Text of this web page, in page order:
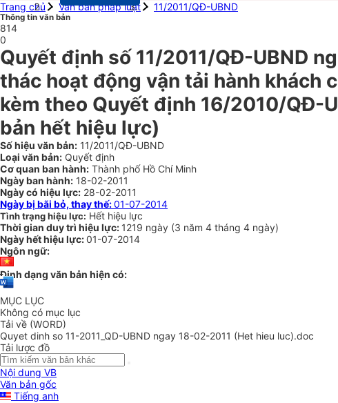
Trang chủ
Văn bản pháp luật 11/2011/QĐ-UBND
Thông tin văn bản
814
0
Quyết định số 11/2011/QĐ-UBND
thác hoạt động vận tải hành khách
kèm theo Quyết định 16/2010/QĐ-
bản hết hiệu lực)
Số hiệu văn bản: 11/2011/QĐ-UBND
Loại văn bản: Quyết định
Cơ quan ban hành: Thành phố Hồ Chí Minh
Ngày ban hành: 18-02-2011
Ngày có hiệu lực: 28-02-2011
Ngày bị bãi bỏ, thay thế:01-07-2014
Tình trạng hiệu lực: Hết hiệu lực
Thời gian duy trì hiệu lực: 1219 ngày (3 năm 4 tháng 4 ngày)
Ngày hết hiệu lực:01-07-2014
Ngôn ngữ:
Định dạng văn bản hiện có:
MỤC LỤC
Không có mục lục
Tải về (WORD)
Quyet dinh so 11-2011_QD-UBND ngay 18-02-2011 (Het hieu luc).doc
Tải lược đồ
Nội dung VB
Văn bản gốc
Tiếng anh